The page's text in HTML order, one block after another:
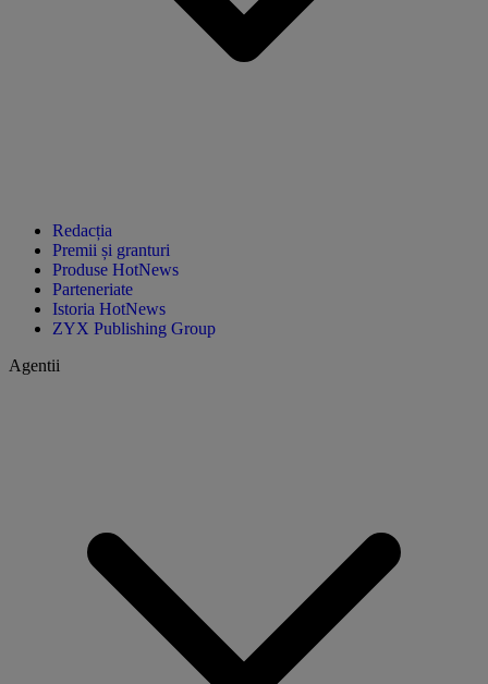
Redacția
Premii și granturi
Produse HotNews
Parteneriate
Istoria HotNews
ZYX Publishing Group
Agentii